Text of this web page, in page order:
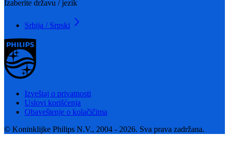
Izaberite državu / jezik
Srbija / Srpski
Izveštaj o privatnosti
Uslovi korišćenja
Obaveštenje o kolačičima
© Koninklijke Philips N.V., 2004 - 2026. Sva prava zadržana.